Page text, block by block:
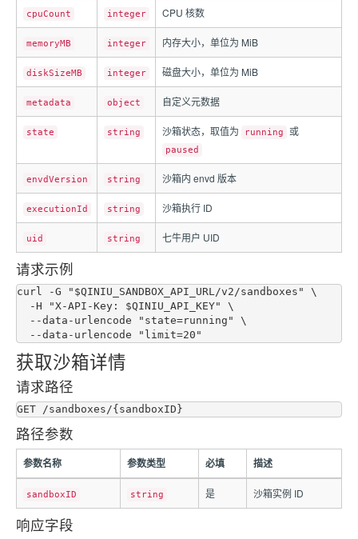
cpuCount integer CPU 核数
memoryMB integer 内存大小，单位为 MiB
diskSizeMB integer 磁盘大小，单位为 MiB
metadata object 自定义元数据
state string 沙箱状态，取值为 running 或
paused
envdVersion string 沙箱内 envd 版本
executionId string 沙箱执行 ID
uid string 七牛用户 UID
请求示例
curl -G "$QINIU_SANDBOX_API_URL/v2/sandboxes" \
获取沙箱详情
请求路径
路径参数
参数名称 参数类型 必填 描述
sandboxID string 是 沙箱实例 ID
响应字段